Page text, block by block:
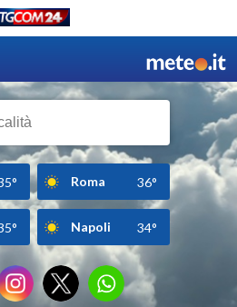
Roma 36°
Napoli 34°